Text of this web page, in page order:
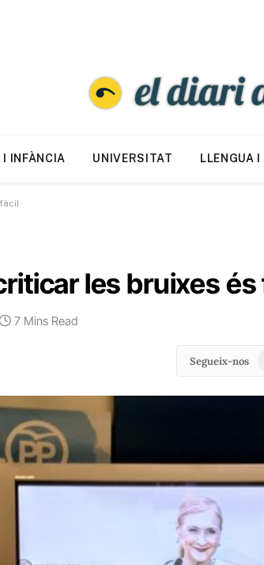
INFÀNCIA UNIVERSITAT LLENGUA
les bruixes és
7 Mins Read
Segueix-nos